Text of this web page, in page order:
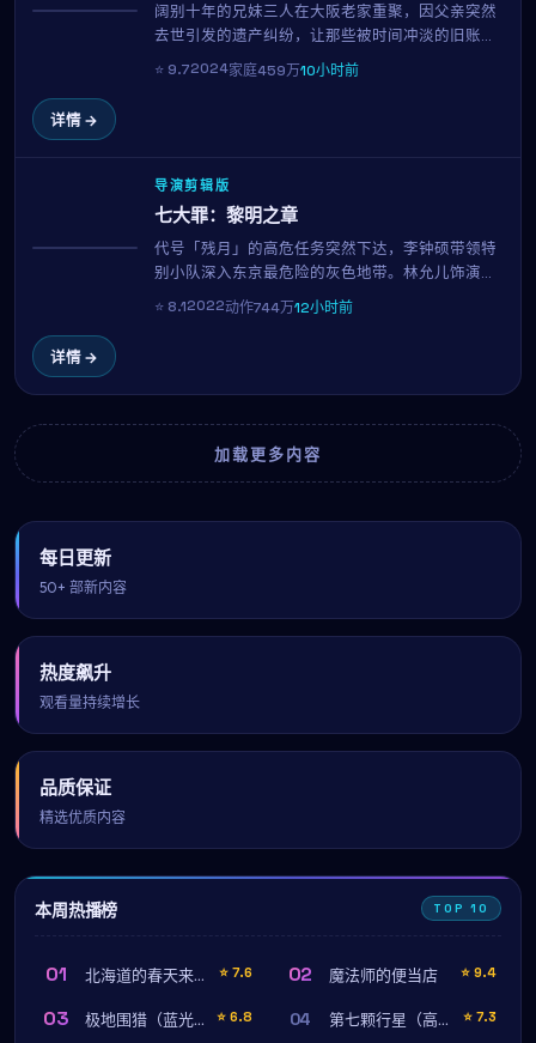
阔别十年的兄妹三人在大阪老家重聚，因父亲突然
去世引发的遗产纠纷，让那些被时间冲淡的旧账重
新摆上桌面。韩素希与新垣结衣的对手戏成为全片
高光，柳承完用温柔而锐利的镜头，剖开一个普通
⭐ 9.72024家庭459万10小时前
详情 →
导演剪辑版
七大罪：黎明之章
代号「残月」的高危任务突然下达，李钟硕带领特
别小队深入东京最危险的灰色地带。林允儿饰演的
搭档另有任务，每一次交火都关乎信念与生死。滨
口龙介招牌的硬核动作场面再度升级。
⭐ 8.12022动作744万12小时前
详情 →
加载更多内容
每日更新
50+ 部新内容
热度飙升
观看量持续增长
品质保证
精选优质内容
本周热播榜 TOP 10
01 北海道的春天来得很慢（蓝光珍藏版） ⭐ 7.6 02 魔法师的便当店 ⭐ 9.4
03 极地围猎（蓝光珍藏版） ⭐ 6.8 04 第七颗行星（高清完整版） ⭐ 7.3